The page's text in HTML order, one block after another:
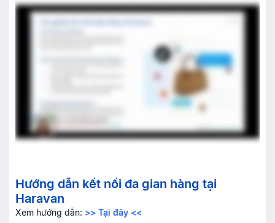
Hướng dẫn kết nối đa gian hàng tại
Haravan
Xem hướng dẫn: >> Tại đây <<